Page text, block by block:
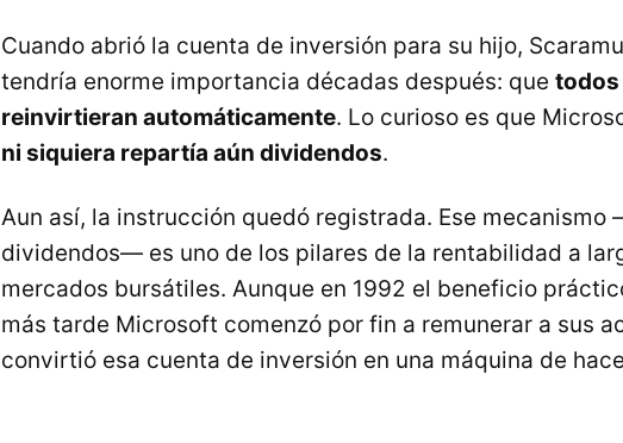
Cuando abrió la cuenta de inversión para su hijo,
tendría enorme importancia décadas después: que todos
reinvirtieran automáticamente. Lo curioso es que
ni siquiera repartía aún dividendos.
Aun así, la instrucción quedó registrada. Ese
dividendos— es uno de los pilares de la rentabilidad a
mercados bursátiles. Aunque en 1992 el beneficio
más tarde Microsoft comenzó por fin a remunerar a sus
convirtió esa cuenta de inversión en una máquina de